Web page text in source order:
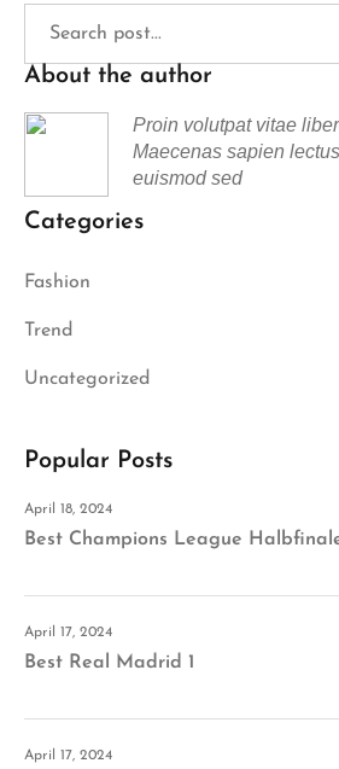
About the author
Proin volutpat vitae
Maecenas sapien
euismod sed
Categories
Fashion
Trend
Uncategorized
Popular Posts
April 18, 2024
Best Champions League Halbfinale
April 17, 2024
Best Real Madrid 1
April 17, 2024